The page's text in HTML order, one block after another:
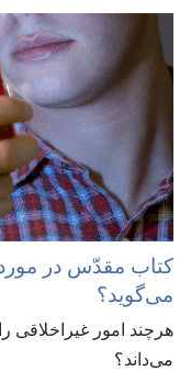
کتاب مقدّس در
می‌گوید؟‏
هرچند امور غیراخلاقی
می‌داند؟‏